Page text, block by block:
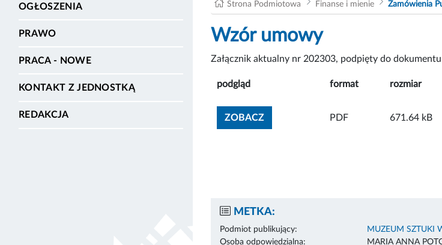
OGŁOSZENIA
PRAWO
PRACA - NOWE
KONTAKT Z JEDNOSTKĄ
REDAKCJA
Strona Podmiotowa Finanse i mienie Zamówienia
Wzór umowy
Załącznik aktualny nr 202303, podpięty do
podgląd format rozmiar
ZOBACZZOBACZ ZAŁĄCZNIK
PDF 671.64 kB
METKA:
Podmiot publikujący:
MUZEUM SZTUKI
Osoba odpowiedzialna:
MARIA ANNA